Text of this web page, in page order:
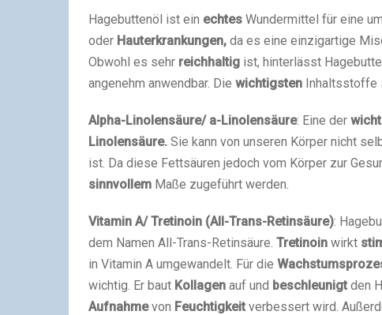
Hagebuttenöl ist ein echtes Wundermittel für eine
oder Hauterkrankungen, da es eine einzigartige
Obwohl es sehr reichhaltig ist, hinterlässt
angenehm anwendbar. Die wichtigsten Inhaltsstoffe
Alpha-Linolensäure/ a-Linolensäure: Eine der
Linolensäure. Sie kann von unseren Körper nicht
ist. Da diese Fettsäuren jedoch vom Körper zur
sinnvollem Maße zugeführt werden.
Vitamin A/ Tretinoin (All-Trans-Retinsäure):
dem Namen All-Trans-Retinsäure. Tretinoin wirkt
in Vitamin A umgewandelt. Für die
wichtig. Er baut Kollagen auf und beschleunigt den
Aufnahmevon Feuchtigkeit verbessert wird.